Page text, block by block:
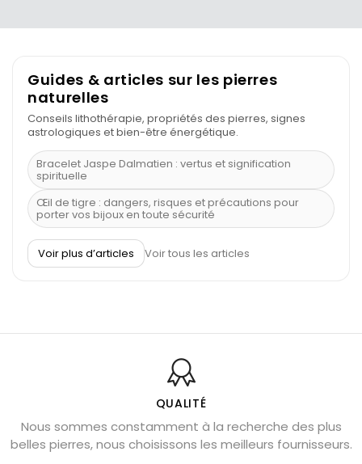
Guides & articles sur les pierres
naturelles
Conseils lithothérapie, propriétés des pierres, signes
astrologiques et bien-être énergétique.
Bracelet Jaspe Dalmatien : vertus et signification
spirituelle
Œil de tigre : dangers, risques et précautions pour
porter vos bijoux en toute sécurité
À quel poignet porter un bracelet de pierre
Découvrez le scorpion et ses pierres
Bienfaits de la sélénite – pierre des anges
L’améthyste est-elle faite pour moi ?
Chrysocolle : pierre apaisante
Obsidienne dorée : vertus et signification
Voir plus d’articles Voir tous les articles
QUALITÉ
Nous sommes constamment à la recherche des plus
belles pierres, nous choisissons les meilleurs fournisseurs.